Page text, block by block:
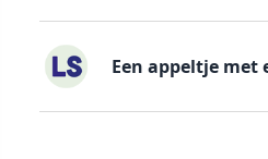
Een appeltje met